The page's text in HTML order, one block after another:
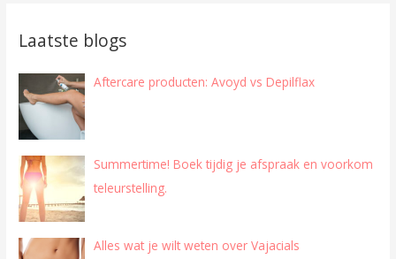
Laatste blogs
Aftercare producten: Avoyd vs Depilflax
Summertime! Boek tijdig je afspraak en voorkom
teleurstelling.
Alles wat je wilt weten over Vajacials